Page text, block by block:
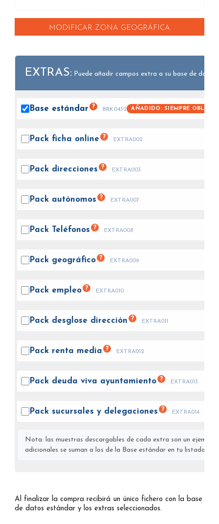
MODIFICAR ZONA GEOGRÁFICA
EXTRAS: Puede añadir campos extra a su base de datos.
Base estándar ? BRK0432 AÑADIDO: SIEMPRE
Pack ficha online ? EXTRA002
Pack direcciones ? EXTRA003
Pack autónomos ? EXTRA007
Pack Teléfonos ? EXTRA008
Pack geográfico ? EXTRA009
Pack empleo ? EXTRA010
Pack desglose dirección ? EXTRA011
Pack renta media ? EXTRA012
Pack deuda viva ayuntamiento ? EXTRA013
Pack sucursales y delegaciones ? EXTRA014
Nota: las muestras descargables de cada extra son un
adicionales se suman a los de la Base estándar en tu listado
Al finalizar la compra recibirá un único fichero con la base
de datos estándar y los extras seleccionados.